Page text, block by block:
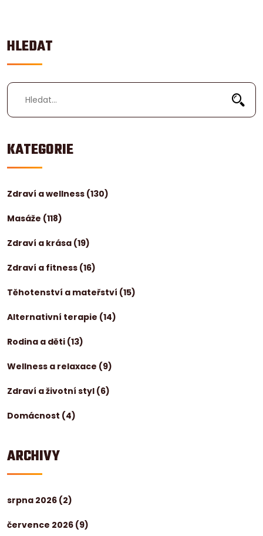
HLEDAT
KATEGORIE
Zdraví a wellness (130)
Masáže (118)
Zdraví a krása (19)
Zdraví a fitness (16)
Těhotenství a mateřství (15)
Alternativní terapie (14)
Rodina a děti (13)
Wellness a relaxace (9)
Zdraví a životní styl (6)
Domácnost (4)
ARCHIVY
srpna 2026 (2)
července 2026 (9)